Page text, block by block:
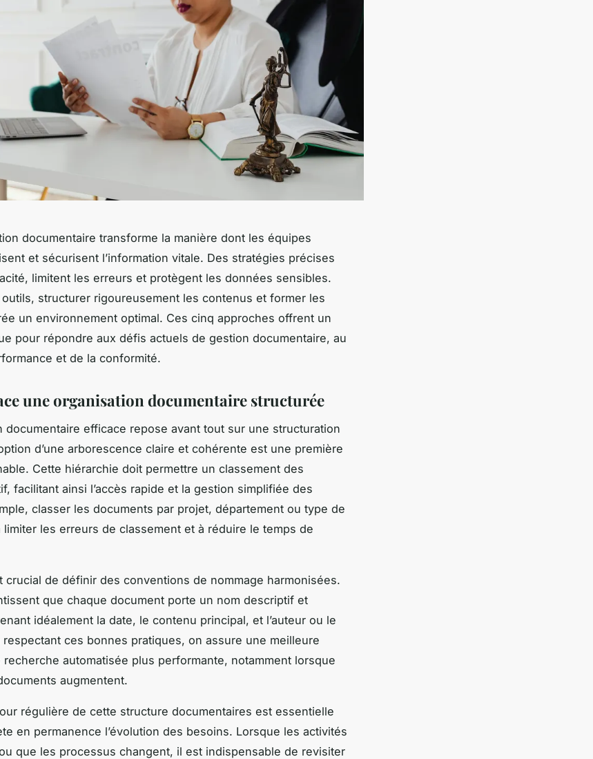
documentaire transforme la manière dont les équipes
et sécurisent l’information vitale. Des stratégies précises
limitent les erreurs et protègent les données sensibles.
structurer rigoureusement les contenus et former les
un environnement optimal. Ces cinq approches offrent un
pour répondre aux défis actuels de gestion documentaire, au
et de la conformité.
une organisation documentaire structurée
documentaire efficace repose avant tout sur une structuration
d’une arborescence claire et cohérente est une première
Cette hiérarchie doit permettre un classement des
facilitant ainsi l’accès rapide et la gestion simplifiée des
classer les documents par projet, département ou type de
limiter les erreurs de classement et à réduire le temps de
crucial de définir des conventions de nommage harmonisées.
que chaque document porte un nom descriptif et
idéalement la date, le contenu principal, et l’auteur ou le
respectant ces bonnes pratiques, on assure une meilleure
automatisée plus performante, notamment lorsque
augmentent.
régulière de cette structure documentaires est essentielle
en permanence l’évolution des besoins. Lorsque les activités
que les processus changent, il est indispensable de revisiter